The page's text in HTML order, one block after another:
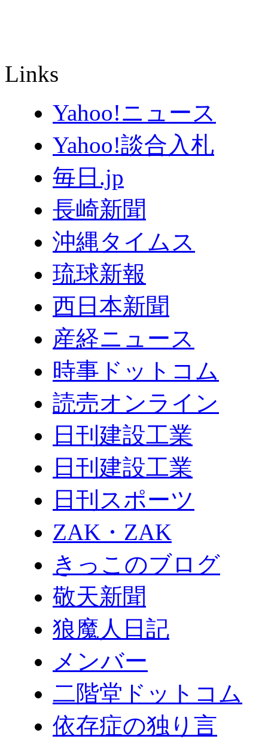
Links
Yahoo!ニュース
Yahoo!談合入札
毎日.jp
長崎新聞
沖縄タイムス
琉球新報
西日本新聞
産経ニュース
時事ドットコム
読売オンライン
日刊建設工業
日刊建設工業
日刊スポーツ
ZAK・ZAK
きっこのブログ
敬天新聞
狼魔人日記
メンバー
二階堂ドットコム
依存症の独り言